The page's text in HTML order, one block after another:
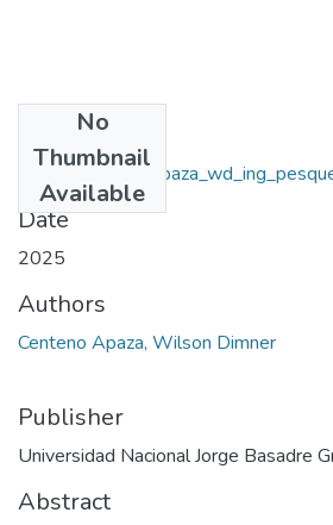
No
Thumbnail
Available
Date
2025
Authors
Centeno Apaza, Wilson Dimner
Publisher
Universidad Nacional Jorge Basadre
Abstract